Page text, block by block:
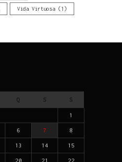
Vida Virtuosa(1)
Q S S
1
6 7 8
13 14 15
20 21 22